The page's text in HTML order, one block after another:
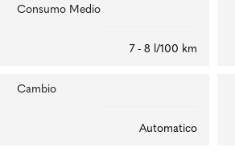
Consumo Medio
7 - 8 l/100 km
Cambio
Automatico